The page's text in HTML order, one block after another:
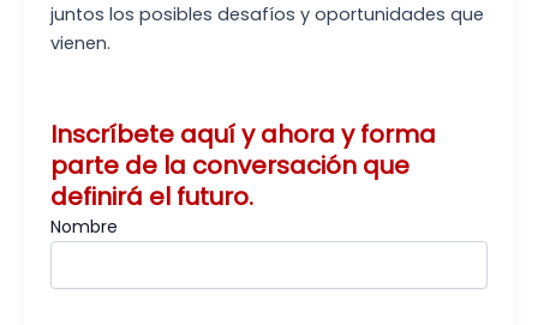
juntos los posibles desafíos y oportunidades que
vienen.
Inscríbete aquí y ahora y forma
parte de la conversación que
definirá el futuro.
Nombre